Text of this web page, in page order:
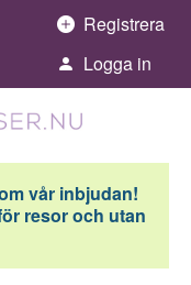
Registrera
Logga in
vår inbjudan!
resor och utan